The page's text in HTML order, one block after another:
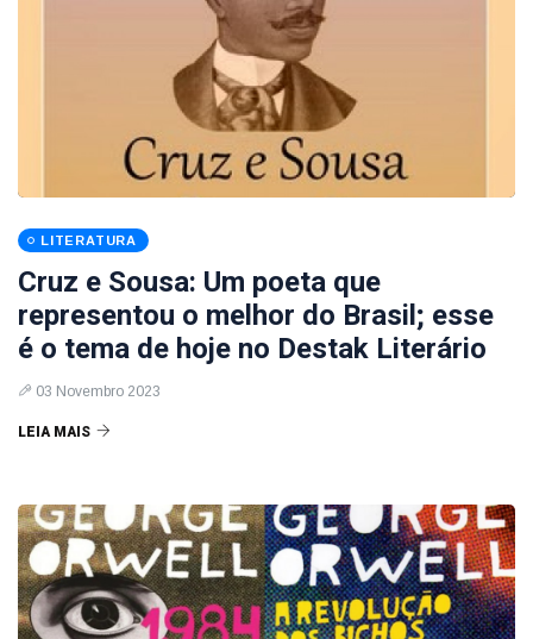
LITERATURA
Cruz e Sousa: Um poeta que
representou o melhor do Brasil; esse
é o tema de hoje no Destak Literário
03 Novembro 2023
LEIA MAIS